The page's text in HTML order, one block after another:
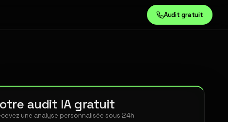
Audit gratuit
audit IA gratuit
une analyse personnalisée sous 24h